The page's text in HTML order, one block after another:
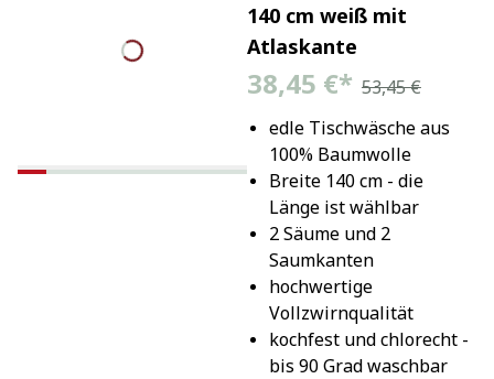
140 cm weiß mit
Atlaskante
38,45 €* 53,45 €
edle Tischwäsche aus
100% Baumwolle
Breite 140 cm - die
Länge ist wählbar
2 Säume und 2
Saumkanten
hochwertige
Vollzwirnqualität
kochfest und chlorecht -
bis 90 Grad waschbar